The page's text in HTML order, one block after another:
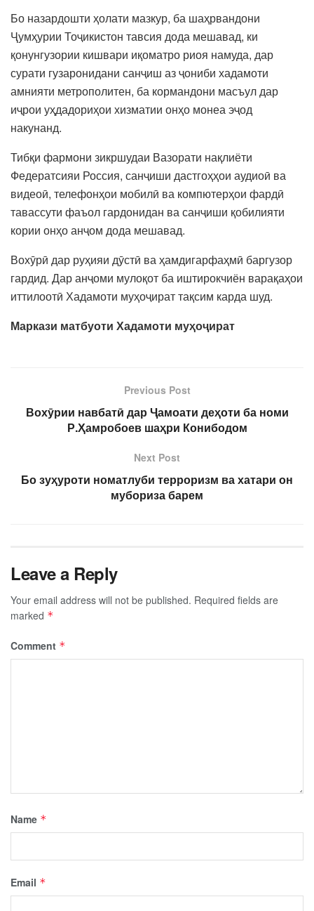
Бо назардошти ҳолати мазкур, ба шаҳрвандони
Ҷумҳурии Тоҷикистон тавсия дода мешавад, ки
қонунгузории кишвари иқоматро риоя намуда, дар
сурати гузаронидани санҷиш аз ҷониби хадамоти
амнияти метрополитен, ба кормандони масъул дар
иҷрои уҳдадориҳои хизматии онҳо монеа эҷод
накунанд.
Тибқи фармони зикршудаи Вазорати нақлиёти
Федератсияи Россия, санҷиши дастгоҳҳои аудиоӣ ва
видеоӣ, телефонҳои мобилӣ ва компютерҳои фардӣ
тавассути фаъол гардонидан ва санҷиши қобилияти
кории онҳо анҷом дода мешавад.
Вохӯрӣ дар руҳияи дӯстӣ ва ҳамдигарфаҳмӣ баргузор
гардид. Дар анҷоми мулоқот ба иштирокчиён варақаҳои
иттилоотӣ Хадамоти муҳоҷират тақсим карда шуд.
Маркази матбуоти Хадамоти муҳоҷират
Previous Post
Вохӯрии навбатӣ дар Ҷамоати деҳоти ба номи
Р.Ҳамробоев шаҳри Конибодом
Next Post
Бо зуҳуроти номатлуби терроризм ва хатари он
мубориза барем
Leave a Reply
Your email address will not be published. Required fields are
marked *
Comment *
Name *
Email *